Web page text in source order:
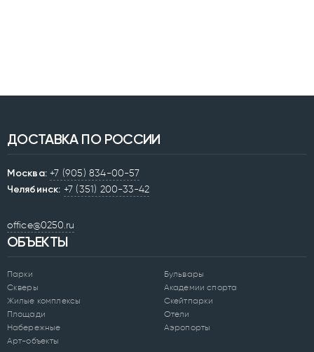
ДОСТАВКА ПО РОССИИ
Москва: +7 (905) 834-00-57
Челябинск: +7 (351) 200-33-42
office@0250.ru
ОБЪЕКТЫ
Парки
Скверы
Жилые комплексы
Площади
Набережные
Арт-объекты
Бульвары
Академии спорта
Скейтпарки
Отели
Аэропорты